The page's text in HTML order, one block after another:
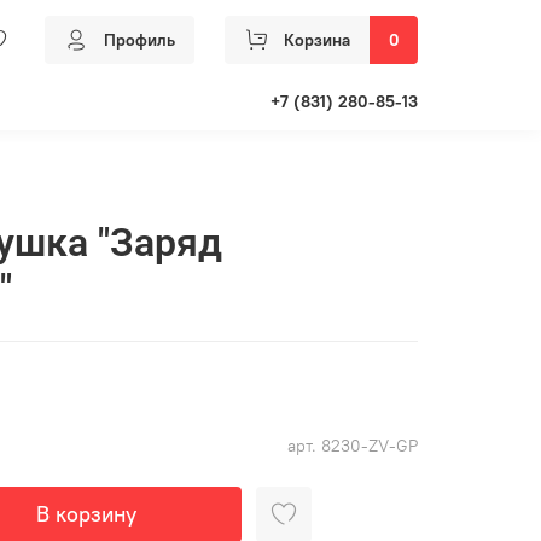
Профиль Корзина 0
+7 (831) 280-85-13
арт. 8230-ZV-GP
"Заряд
В корзину